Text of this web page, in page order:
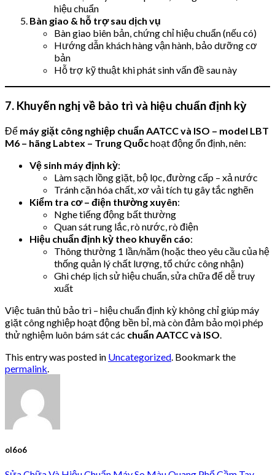
hiệu chuẩn
Bàn giao & hỗ trợ sau dịch vụ
Bàn giao biên bản, chứng chỉ hiệu chuẩn (nếu có)
Hướng dẫn khách hàng vận hành, bảo dưỡng cơ
bản
Hỗ trợ kỹ thuật khi phát sinh vấn đề sau này
7. Khuyến nghị về bảo trì và hiệu chuẩn định kỳ
Để máy giặt công nghiệp chuẩn AATCC và ISO – model LBT
M6 – hãng Labtex – Trung Quốchoạt động ổn định, nên:
Vệ sinh máy định kỳ:
Làm sạch lồng giặt, bộ lọc, đường cấp – xả nước
Tránh cặn hóa chất, xơ vải tích tụ gây tắc nghẽn
Kiểm tra cơ – điện thường xuyên:
Nghe tiếng động bất thường
Quan sát rung lắc, rò nước, rò điện
Hiệu chuẩn định kỳ theo khuyến cáo:
Thông thường 1 lần/năm (hoặc theo yêu cầu của hệ
thống quản lý chất lượng, tổ chức công nhận)
Ghi chép lịch sử hiệu chuẩn, sửa chữa để dễ truy
xuất
Việc tuân thủ bảo trì – hiệu chuẩn định kỳ không chỉ giúp máy
giặt công nghiệp hoạt động bền bỉ, mà còn đảm bảo mọi phép
thử nghiệm luôn bám sát các chuẩn AATCC và ISO
This entry was posted in Uncategorized . Bookmark the
permalink
ol6o6